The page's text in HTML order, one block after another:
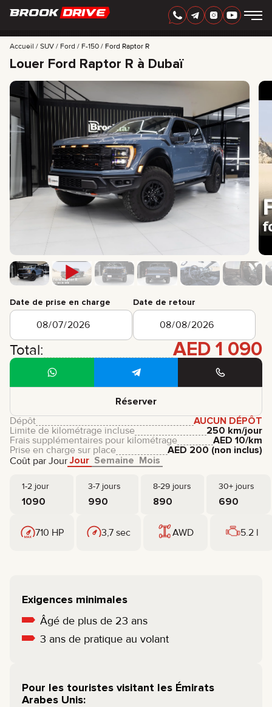
FRANÇAIS AED
MARQUES
PÉRIODE DE LOCATION
MEILLEURES OFFRES
CERTIFICATES
AVIS
CONTACTS
PARTENARIAT
LOUEZ-POSSÉDEZ
info@brook-drive.rent
971 52 193 88 88
7 925 283 88 88
Accueil SUV Ford F-150 Ford Raptor R
Louer Ford Raptor R à Dubaï
Date de prise en charge Date de retour
Total: AED 1 090
Réserver
Coût par Jour Jour Semaine Mois
1-2 jour 3-7 jours 8-29 jours 30+ jours
1090 990 890 690
Dépôt
AUCUN DÉPÔT
Limite de kilométrage incluse
250 km/jour
Frais supplémentaires pour kilométrage
AED 10/km
Prise en charge sur place
AED 200 (non inclus)
710 HP 3,7 sec AWD 5.2 l
Exigences minimales
Âgé de plus de 23 ans
3 ans de pratique au volant
Pour les touristes visitant les Émirats
Arabes Unis: